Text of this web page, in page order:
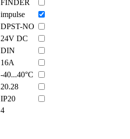
FINDER
impulse
DPST-NO
24V DC
DIN
16A
-40...40°C
20.28
IP20
4